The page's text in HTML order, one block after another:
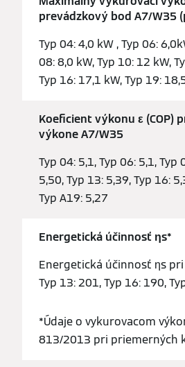
prevádzkový bod A7/W35
Typ 04: 4,0 kW , Typ 06:
08: 8,0 kW, Typ 10: 12 kW,
Typ 16: 17,1 kW, Typ 19:
Koeficient výkonu ε (COP)
výkone A7/W35
Typ 04: 5,1, Typ 06: 5,1, Typ
5,50, Typ 13: 5,39, Typ 16:
Typ A19: 5,27
Energetická účinnosť ƞs*
Energetická účinnosť ƞs pri
Typ 13: 201, Typ 16: 190,
*Údaje o vykurovacom
813/2013 pri priemerných